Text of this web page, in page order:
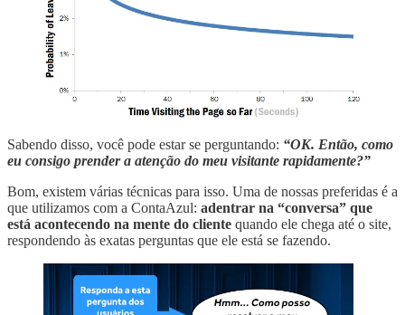
Sabendo disso, você pode estar se perguntando: “OK. Então, como
eu consigo prender a atenção do meu visitante rapidamente?”
Bom, existem várias técnicas para isso. Uma de nossas preferidas é a
que utilizamos com a ContaAzul: adentrar na “conversa” que
está acontecendo na mente do cliente quando ele chega até o site,
respondendo às exatas perguntas que ele está se fazendo.